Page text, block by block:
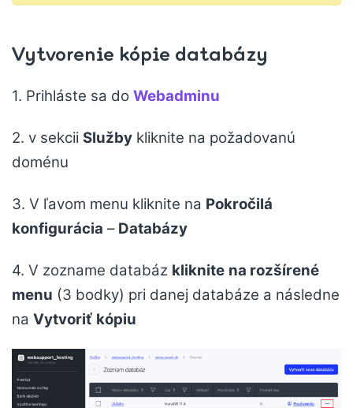
Vytvorenie kópie databázy
1. Prihláste sa do Webadminu
2. v sekcii Služby kliknite na požadovanú
doménu
3. V ľavom menu kliknite na Pokročilá
konfigurácia – Databázy
4. V zozname databáz kliknite na rozšírené
menu (3 bodky) pri danej databáze a následne
na Vytvoriť kópiu